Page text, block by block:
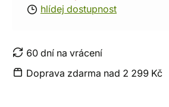
hlídej dostupnost
60 dní na vrácení
Doprava zdarma nad 2 299 Kč